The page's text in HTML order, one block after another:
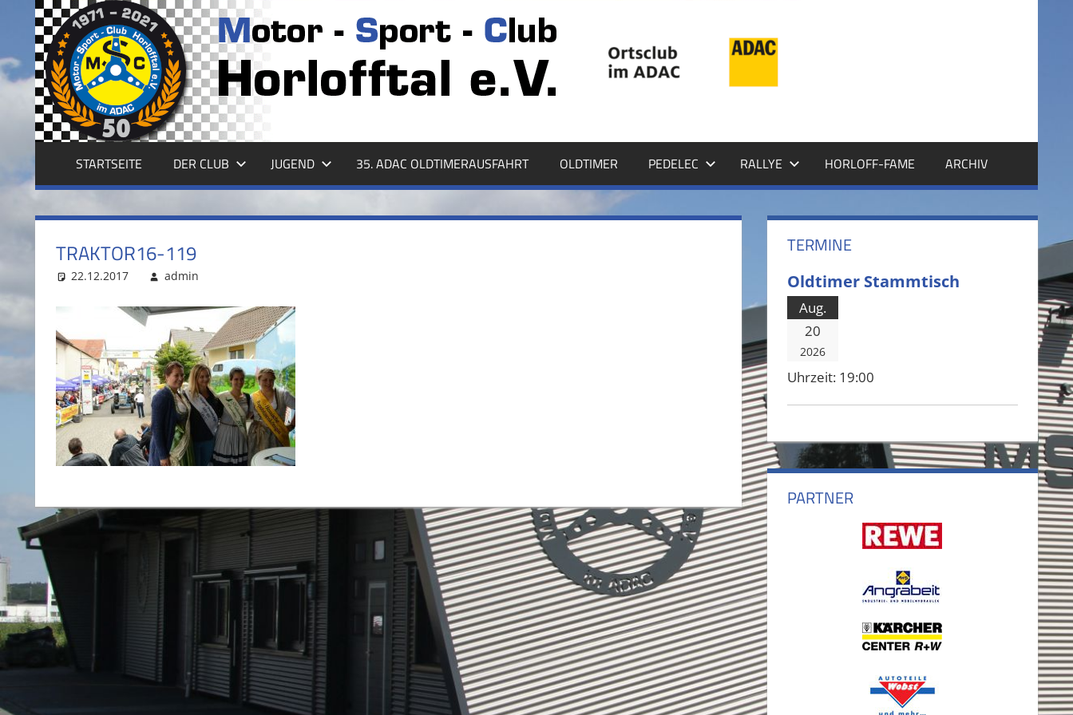
springen MSC
HORLOFFTAL
E.V.
STARTSEITE DER CLUB JUGEND 35. ADAC OLDTIMERAUSFAHRT OLDTIMER PEDELEC RALLYE HORLOFF-FAME ARCHIV
TRAKTOR16-119
22.12.2017 admin
TERMINE
Oldtimer Stammtisch
Aug.
20
2026
Uhrzeit: 19:00
PARTNER